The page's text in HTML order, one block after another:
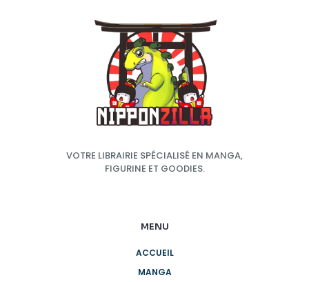
VOTRE LIBRAIRIE SPÉCIALISÉ EN MANGA,
FIGURINE ET GOODIES.
MENU
ACCUEIL
MANGA